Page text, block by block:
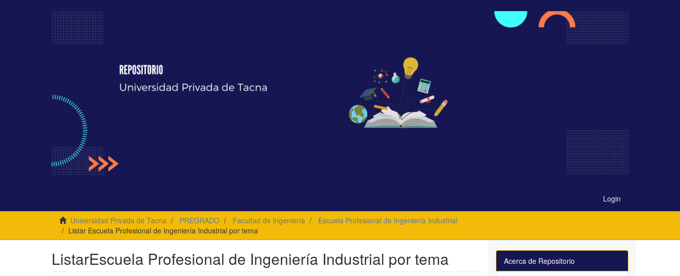
Login
Universidad Privada de Tacna PREGRADO Facultad de Ingeniería
Escuela Profesional de Ingeniería Industrial
Listar Escuela Profesional de Ingeniería Industrial por tema
ListarEscuela Profesional de Ingeniería Industrial por tema Acerca de Repositorio